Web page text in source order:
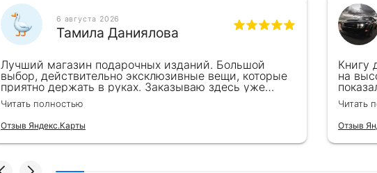
6 августа 2026
Тамила Даниялова
Лучший магазин подарочных изданий. Большой
выбор, действительно эксклюзивные вещи, которые
приятно держать в руках. Заказываю здесь уже
второй раз для бизнес-партнеров, всегда всё
безупречно — от общения с консультантами до
качества самих книг. Однозначно рекомендую
Читать полностью
Отзыв Яндекс.Карты
Книгу
на
Читать
Отзыв